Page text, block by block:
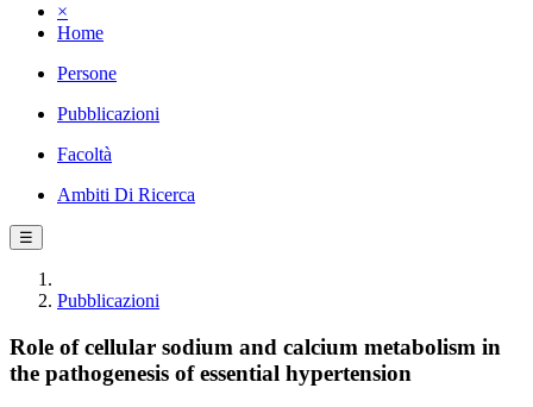
×
Home
Persone
Pubblicazioni
Facoltà
Ambiti Di Ricerca
☰
Pubblicazioni
Role of cellular sodium and calcium metabolism in
the pathogenesis of essential hypertension